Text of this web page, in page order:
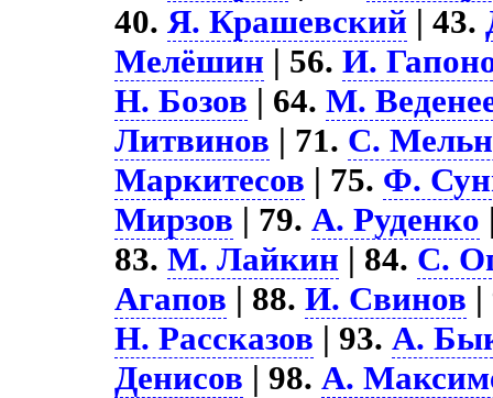
40.Я. Крашевский | 43.
Мелёшин | 56.И.
Н. Бозов | 64.М.
Литвинов | 71. С.
Маркитесов | 75. Ф.
Мирзов | 79.А. Руденко
83.М. Лайкин | 84. С.
Агапов | 88.И. Свинов
Н. Рассказов | 93.А.
Денисов | 98.А.